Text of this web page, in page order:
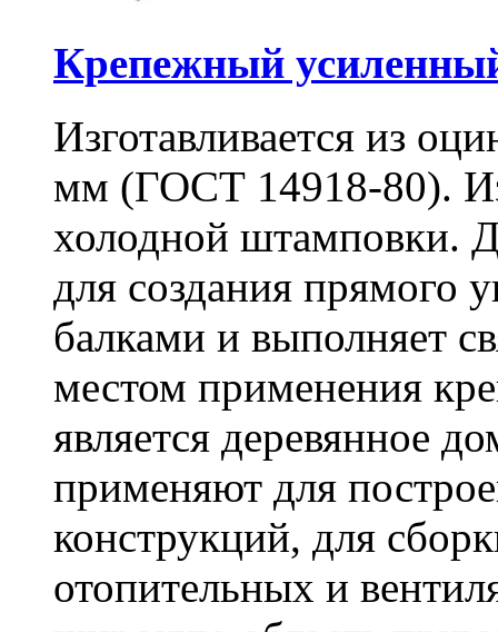
Крепежный
Изготавливается из
мм (ГОСТ 14918-80).
холодной штамповки.
для создания прямого
балками и выполняет
местом применения
является деревянное
применяют для
конструкций, для
отопительных и